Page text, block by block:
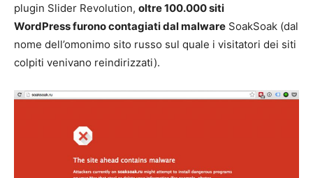
plugin Slider Revolution, oltre 100.000 siti
WordPress furono contagiati dal malware SoakSoak (dal
nome dell’omonimo sito russo sul quale i visitatori dei siti
colpiti venivano reindirizzati).